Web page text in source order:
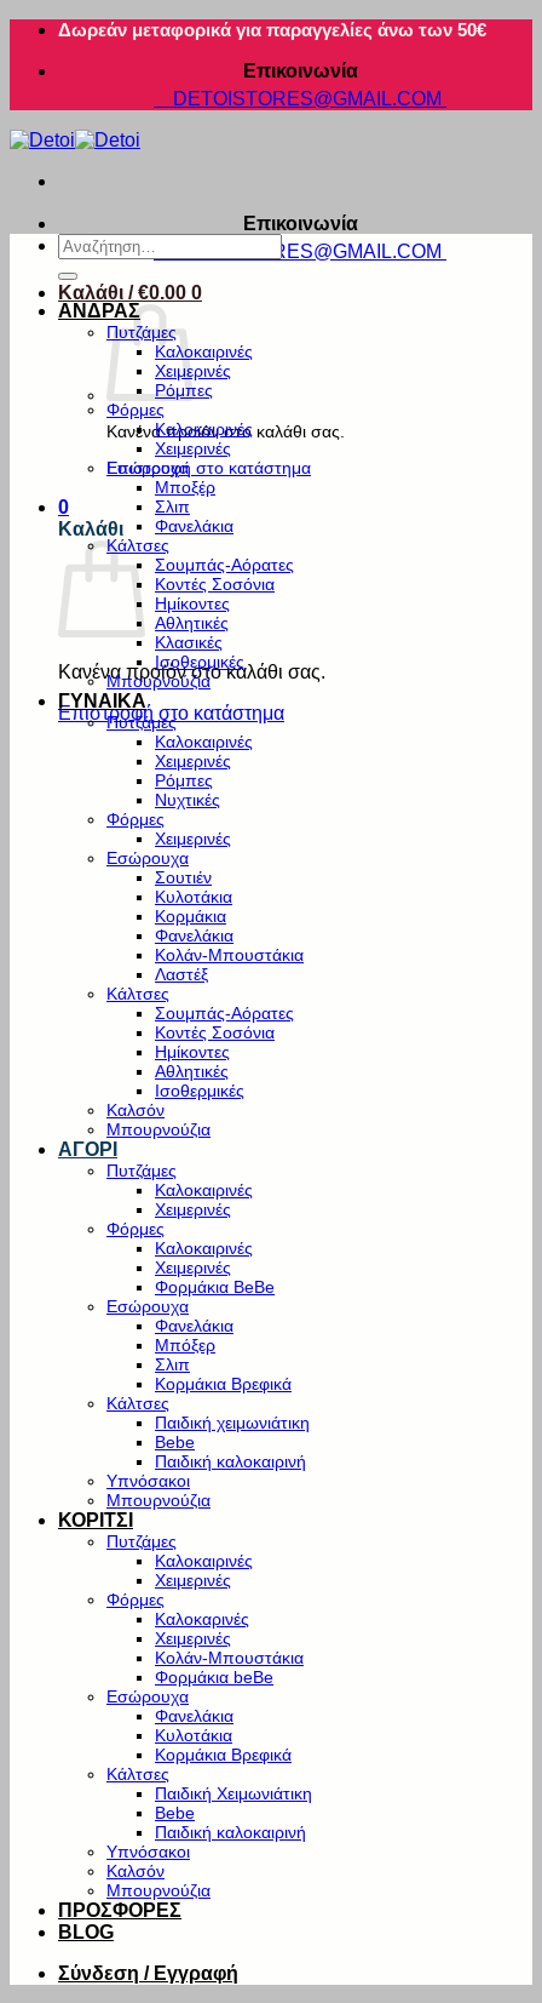
Μετάβαση
περιεχόμενο
Δωρεάν μεταφορικά για παραγγελίες άνω των 50€
Επικοινωνία
DETOISTORES@GMAIL.COM
Επικοινωνία
DETOISTORES@GMAIL.COM
Καλάθι /€0.00 0
Κανένα προϊόν στο καλάθι σας.
Επιστροφή στο κατάστημα
0
Καλάθι
Κανένα προϊόν στο καλάθι σας.
Επιστροφή στο κατάστημα
Αναζήτηση
για:
ΑΝΔΡΑΣ
Πυτζάμες
Καλοκαιρινές
Χειμερινές
Ρόμπες
Φόρμες
Καλοκαιρινές
Χειμερινές
Εσώρουχα
Μποξέρ
Σλιπ
Φανελάκια
Κάλτσες
Σουμπάς-Αόρατες
Κοντές Σοσόνια
Ημίκοντες
Αθλητικές
Κλασικές
Ισοθερμικές
Μπουρνούζια
ΓΥΝΑΙΚΑ
Πυτζάμες
Καλοκαιρινές
Χειμερινές
Ρόμπες
Νυχτικές
Φόρμες
Χειμερινές
Εσώρουχα
Σουτιέν
Κυλοτάκια
Κορμάκια
Φανελάκια
Κολάν-Μπουστάκια
Λαστέξ
Κάλτσες
Σουμπάς-Αόρατες
Κοντές Σοσόνια
Ημίκοντες
Αθλητικές
Ισοθερμικές
Καλσόν
Μπουρνούζια
ΑΓΟΡΙ
Πυτζάμες
Καλοκαιρινές
Χειμερινές
Φόρμες
Καλοκαιρινές
Χειμερινές
Φορμάκια BeBe
Εσώρουχα
Φανελάκια
Μπόξερ
Σλιπ
Κορμάκια Βρεφικά
Κάλτσες
Παιδική χειμωνιάτικη
Bebe
Παιδική καλοκαιρινή
Υπνόσακοι
Μπουρνούζια
ΚΟΡΙΤΣΙ
Πυτζάμες
Καλοκαιρινές
Χειμερινές
Φόρμες
Καλοκαρινές
Χειμερινές
Κολάν-Μπουστάκια
Φορμάκια beBe
Εσώρουχα
Φανελάκια
Κυλοτάκια
Κορμάκια Βρεφικά
Κάλτσες
Παιδική Χειμωνιάτικη
Bebe
Παιδική καλοκαιρινή
Υπνόσακοι
Καλσόν
Μπουρνούζια
ΠΡΟΣΦΟΡΕΣ
BLOG
Σύνδεση / Εγγραφή